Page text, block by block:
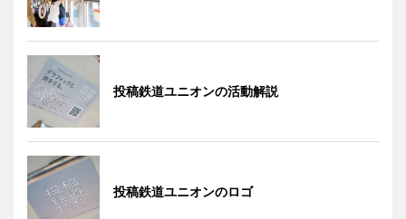
投稿鉄道ユニオンの活動解説
投稿鉄道ユニオンのロゴ